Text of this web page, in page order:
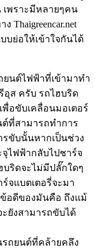
เพราะมีหลายๆคน
บย่อให้เข้าใจกันได้
ยนต์ไฟฟ้าที่เข้ามาทำ
อุส ครับ รถไฮบริด
พื่อขับเคลื่อนมอเตอร์
ที่สามารถทำการ
รขับนั้นหากเป็นช่วง
ไฟฟ้ากลับไปชาร์จ
บริดจะไม่มีปลั๊กใดๆ
จแบตเตอรี่จะมา
ข้อดีของมันคือ ถึงแม้
ยังสามารถขับได้
รถยนต์ที่คล้ายคลึง